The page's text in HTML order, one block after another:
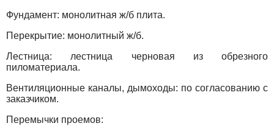
Фундамент: монолитная ж/б плита.
Перекрытие: монолитный ж/б.
Лестница: лестница черновая из обрезного
пиломатериала.
Вентиляционные каналы, дымоходы: по согласованию с
заказчиком.
Перемычки проемов: